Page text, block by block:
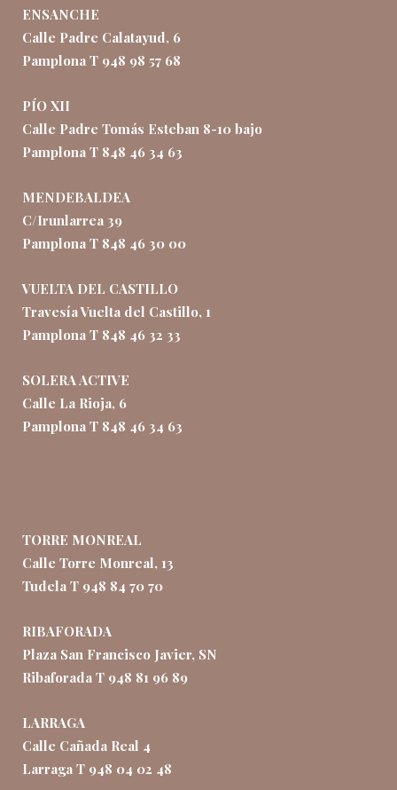
ENSANCHE
Calle Padre Calatayud, 6
Pamplona T 948 98 57 68
PÍO XII
Calle Padre Tomás Esteban 8-10 bajo
Pamplona T 848 46 34 63
MENDEBALDEA
C/Irunlarrea 39
Pamplona T 848 46 30 00
VUELTA DEL CASTILLO
Travesía Vuelta del Castillo, 1
Pamplona T 848 46 32 33
SOLERA ACTIVE
Calle La Rioja, 6
Pamplona T 848 46 34 63
TORRE MONREAL
Calle Torre Monreal, 13
Tudela T 948 84 70 70
RIBAFORADA
Plaza San Francisco Javier, SN
Ribaforada T 948 81 96 89
LARRAGA
Calle Cañada Real 4
Larraga T 948 04 02 48